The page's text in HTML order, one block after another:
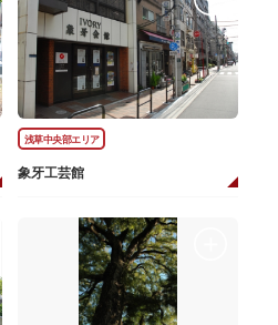
浅草中央部エリア
象牙工芸館